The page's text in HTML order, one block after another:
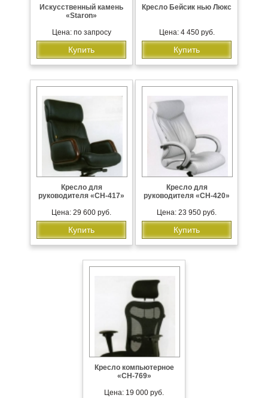
Искусственный камень
«Staron»
Цена: по запросу
Купить
Кресло Бейсик нью Люкс
Цена: 4 450 руб.
Купить
Кресло для
руководителя «CH-417»
Цена: 29 600 руб.
Купить
Кресло для
руководителя «CH-420»
Цена: 23 950 руб.
Купить
Кресло компьютерное
«CH-769»
Цена: 19 000 руб.